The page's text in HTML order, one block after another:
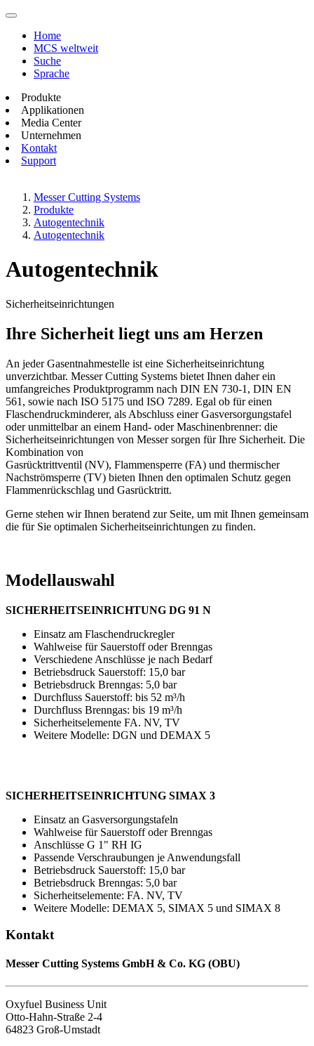
Home
MCS weltweit
Suche
Sprache
Produkte
Applikationen
Media Center
Unternehmen
Kontakt
Support
Messer Cutting Systems
Produkte
Autogentechnik
Autogentechnik
Autogentechnik
Sicherheitseinrichtungen
Ihre Sicherheit liegt uns am Herzen
An jeder Gasentnahmestelle ist eine Sicherheitseinrichtung
unverzichtbar. Messer Cutting Systems bietet Ihnen daher ein
umfangreiches Produktprogramm nach DIN EN 730-1, DIN EN
561, sowie nach ISO 5175 und ISO 7289. Egal ob für einen
Flaschendruckminderer, als Abschluss einer Gasversorgungstafel
oder unmittelbar an einem Hand- oder Maschinenbrenner: die
Sicherheitseinrichtungen von Messer sorgen für Ihre Sicherheit. Die
Kombination von
Gasrücktrittventil (NV), Flammensperre (FA) und thermischer
Nachströmsperre (TV) bieten Ihnen den optimalen Schutz gegen
Flammenrückschlag und Gasrücktritt.
Gerne stehen wir Ihnen beratend zur Seite, um mit Ihnen gemeinsam
die für Sie optimalen Sicherheitseinrichtungen zu finden.
Modellauswahl
SICHERHEITSEINRICHTUNG DG 91 N
Einsatz am Flaschendruckregler
Wahlweise für Sauerstoff oder Brenngas
Verschiedene Anschlüsse je nach Bedarf
Betriebsdruck Sauerstoff: 15,0 bar
Betriebsdruck Brenngas: 5,0 bar
Durchfluss Sauerstoff: bis 52 m³/h
Durchfluss Brenngas: bis 19 m³/h
Sicherheitselemente FA. NV, TV
Weitere Modelle: DGN und DEMAX 5
SICHERHEITSEINRICHTUNG SIMAX 3
Einsatz an Gasversorgungstafeln
Wahlweise für Sauerstoff oder Brenngas
Anschlüsse G 1" RH IG
Passende Verschraubungen je Anwendungsfall
Betriebsdruck Sauerstoff: 15,0 bar
Betriebsdruck Brenngas: 5,0 bar
Sicherheitselemente: FA. NV, TV
Weitere Modelle: DEMAX 5, SIMAX 5 und SIMAX 8
Kontakt
Messer Cutting Systems GmbH & Co. KG (OBU)
Oxyfuel Business Unit
Otto-Hahn-Straße 2-4
64823 Groß-Umstadt